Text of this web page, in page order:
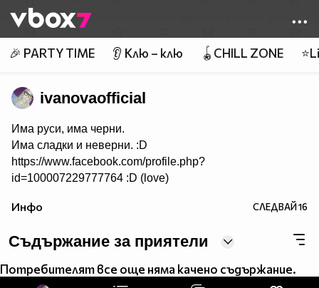
👾
🎉 PARTY TIME 👂 Клю – клю 🪀CHILL ZONE
ivanovaofficial
Има руси, има черни.
Има сладки и неверни. :D
https://www.facebook.com/profile.php?
id=100007229777764 :D (love)
Инфо СЛЕДВАЙ16
Съдържание за приятели
Потребителят все още няма качено съдържание.